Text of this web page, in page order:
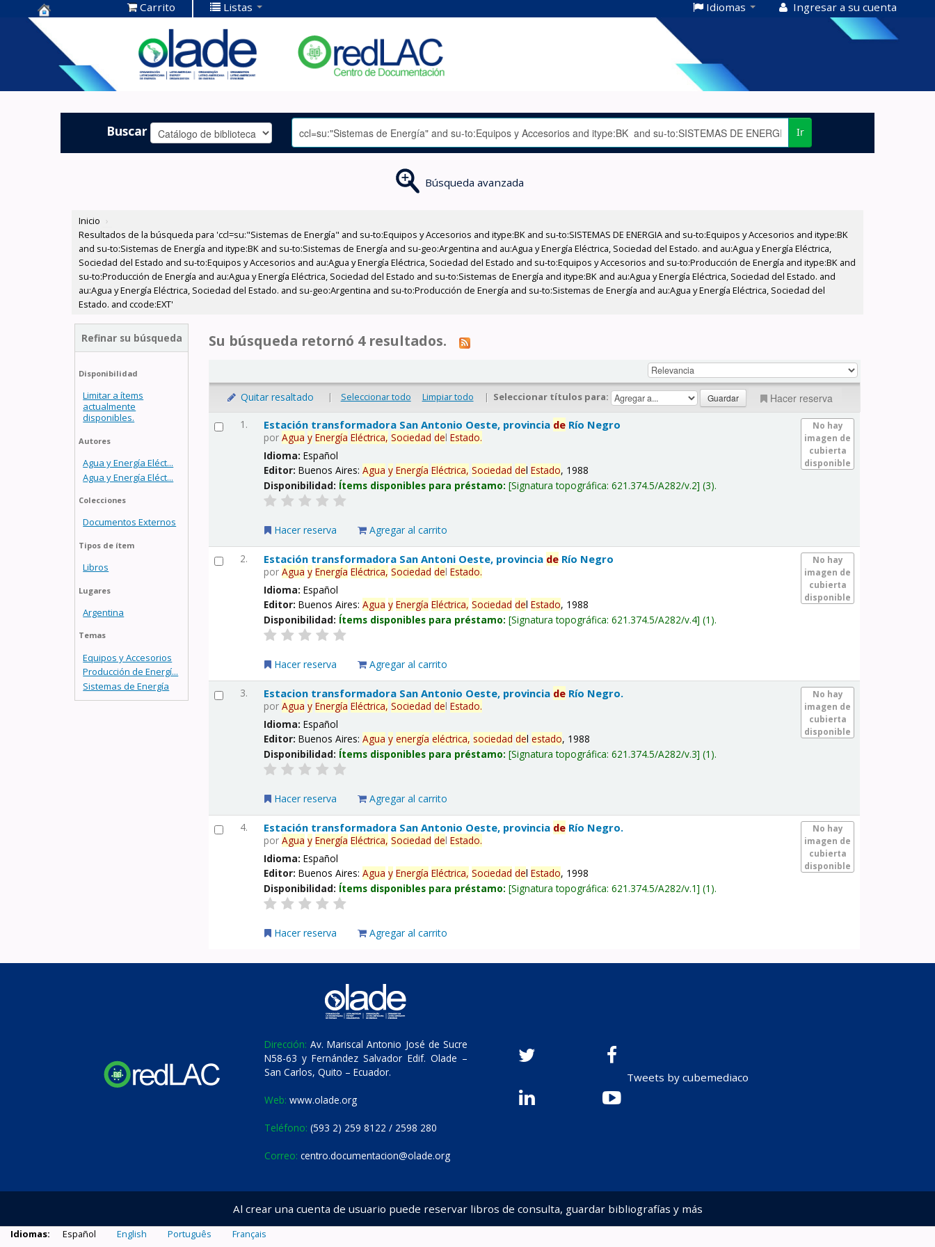
Centro de
Documentación
OLADE -
Carrito Listas Idiomas Ingresar a su cuenta
Buscar Ir
Búsqueda avanzada
Inicio ›
Resultados de la búsqueda para 'ccl=su:"Sistemas de Energía" and su-to:Equipos y Accesorios and itype:BK and su-to:SISTEMAS DE ENERGIA and su-to:Equipos y Accesorios and itype:BK
and su-to:Sistemas de Energía and itype:BK and su-to:Sistemas de Energía and su-geo:Argentina and au:Agua y Energía Eléctrica, Sociedad del Estado. and au:Agua y Energía Eléctrica,
Sociedad del Estado and su-to:Equipos y Accesorios and au:Agua y Energía Eléctrica, Sociedad del Estado and su-to:Equipos y Accesorios and su-to:Producción de Energía and itype:BK and
su-to:Producción de Energía and au:Agua y Energía Eléctrica, Sociedad del Estado and su-to:Sistemas de Energía and itype:BK and au:Agua y Energía Eléctrica, Sociedad del Estado. and
au:Agua y Energía Eléctrica, Sociedad del Estado. and su-geo:Argentina and su-to:Producción de Energía and su-to:Sistemas de Energía and au:Agua y Energía Eléctrica, Sociedad del
Estado. and ccode:EXT'
Refinar su búsqueda
Disponibilidad
Limitar a ítems
actualmente
disponibles.
Autores
Agua y Energía Eléct...
Agua y Energía Eléct...
Colecciones
Documentos Externos
Tipos de ítem
Libros
Lugares
Argentina
Temas
Equipos y Accesorios
Producción de Energí...
Sistemas de Energía
Su búsqueda retornó 4 resultados.
Quitar resaltado | Seleccionar todo Limpiar todo | Seleccionar títulos para: Hacer reserva
1.
No hay
imagen de
cubierta
disponible
Estación transformadora San Antonio Oeste, provincia de Río Negro
porAgua y Energía Eléctrica, Sociedad delEstado.
Idioma:Español
Editor:Buenos Aires:Agua y Energía Eléctrica, Sociedad delEstado, 1988
Disponibilidad: Ítems disponibles para préstamo: Signatura topográfica:621.374.5/A282/v.2 (3).
Hacer reserva Agregar al carrito
2.
No hay
imagen de
cubierta
disponible
Estación transformadora San Antoni Oeste, provincia de Río Negro
porAgua y Energía Eléctrica, Sociedad delEstado.
Idioma:Español
Editor:Buenos Aires:Agua y Energía Eléctrica, Sociedad delEstado, 1988
Disponibilidad: Ítems disponibles para préstamo: Signatura topográfica:621.374.5/A282/v.4 (1).
Hacer reserva Agregar al carrito
3.
No hay
imagen de
cubierta
disponible
Estacion transformadora San Antonio Oeste, provincia de Río Negro.
porAgua y Energía Eléctrica, Sociedad delEstado.
Idioma:Español
Editor:Buenos Aires:Agua y energía eléctrica, sociedad delestado, 1988
Disponibilidad: Ítems disponibles para préstamo: Signatura topográfica:621.374.5/A282/v.3 (1).
Hacer reserva Agregar al carrito
4.
No hay
imagen de
cubierta
disponible
Estación transformadora San Antonio Oeste, provincia de Río Negro.
porAgua y Energía Eléctrica, Sociedad delEstado.
Idioma:Español
Editor:Buenos Aires:Agua y Energía Eléctrica, Sociedad delEstado, 1998
Disponibilidad: Ítems disponibles para préstamo: Signatura topográfica:621.374.5/A282/v.1 (1).
Hacer reserva Agregar al carrito
Dirección: Av. Mariscal Antonio José de Sucre
N58-63 y Fernández Salvador Edif. Olade –
San Carlos, Quito – Ecuador.
Web: www.olade.org
Teléfono: (593 2) 259 8122 / 2598 280
Correo: centro.documentacion@olade.org
Tweets by cubemediaco
Al crear una cuenta de usuario puede reservar libros de consulta, guardar bibliografías y más
Idiomas: Español English Português Français